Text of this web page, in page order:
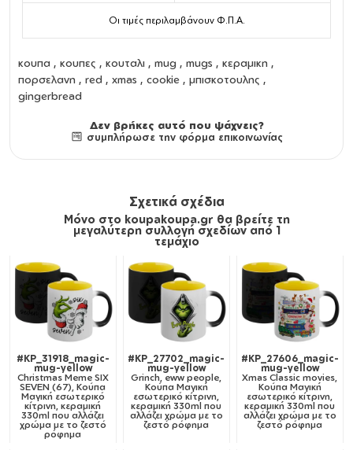
Οι τιμές περιλαμβάνουν Φ.Π.Α.
κουπα , κουπες , κουταλι , mug , mugs , κεραμικη ,
πορσελανη , red , xmas , cookie , μπισκοτουλης ,
gingerbread
Δεν βρήκες αυτό που ψάχνεις?
συμπλήρωσε την φόρμα επικοινωνίας
Σχετικά σχέδια
Μόνο στο koupakoupa.gr θα βρείτε τη
μεγαλύτερη συλλογή σχεδίων από 1
τεμάχιο
#KP_31918_magic-
mug-yellow
Christmas Meme SIX
SEVEN (67), Κούπα
Μαγική εσωτερικό
κίτρινη, κεραμική
330ml που αλλάζει
χρώμα με το ζεστό
ρόφημα
#KP_27702_magic-
mug-yellow
Grinch, eww people,
Κούπα Μαγική
εσωτερικό κίτρινη,
κεραμική 330ml που
αλλάζει χρώμα με το
ζεστό ρόφημα
#KP_27606_magic-
mug-yellow
Xmas Classic movies,
Κούπα Μαγική
εσωτερικό κίτρινη,
κεραμική 330ml που
αλλάζει χρώμα με το
ζεστό ρόφημα